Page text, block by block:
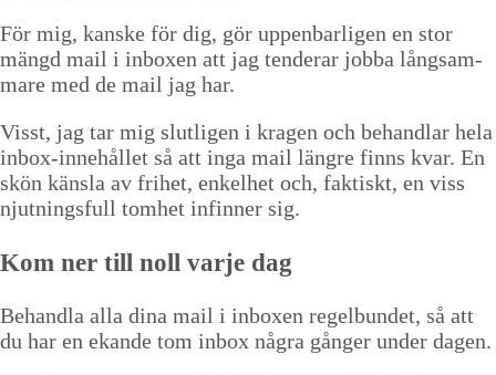
För mig, kanske för dig, gör uppen­barli­gen en stor
mängd mail i inbox­en att jag ten­der­ar job­ba långsam­
mare med de mail jag har.
Visst, jag tar mig slut­li­gen i kra­gen och behand­lar hela
inbox-innehål­let så att inga mail län­gre finns kvar. En
skön känsla av fri­het, enkel­het och, fak­tiskt, en viss
njut­nings­full tomhet infinner sig.
Kom ner till noll var­je dag
Behand­la alla dina mail i inbox­en regel­bun­det, så att
du har en ekande tom inbox några gånger under dagen.